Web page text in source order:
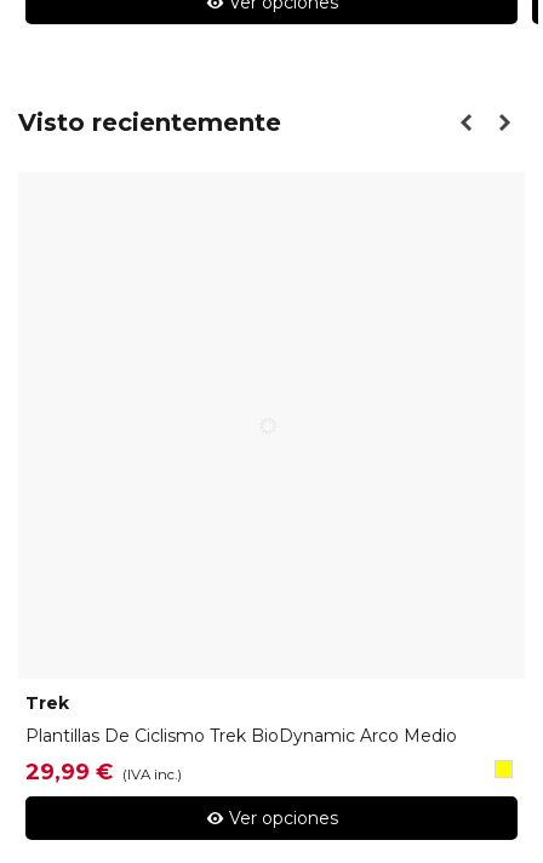
Visto recientemente
Trek
Plantillas De Ciclismo Trek BioDynamic Arco Medio
29,99 € (IVA inc.)
Ver opciones